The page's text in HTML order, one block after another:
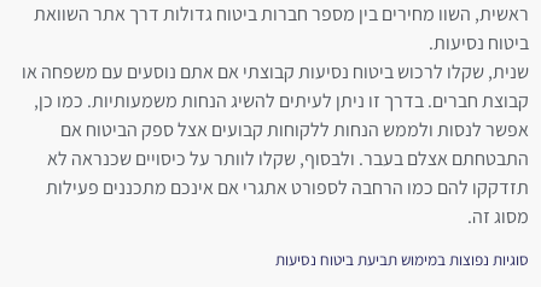
ראשית, השוו מחירים בין מספר חברות ביטוח גדולות דרך אתר השוואת
ביטוח נסיעות.
שנית, שקלו לרכוש ביטוח נסיעות קבוצתי אם אתם נוסעים עם משפחה או
קבוצת חברים. בדרך זו ניתן לעיתים להשיג הנחות משמעותיות. כמו כן,
אפשר לנסות ולממש הנחות ללקוחות קבועים אצל ספק הביטוח אם
התבטחתם אצלם בעבר. ולבסוף, שקלו לוותר על כיסויים שכנראה לא
תזדקקו להם כמו הרחבה לספורט אתגרי אם אינכם מתכננים פעילות
מסוג זה.
סוגיות נפוצות במימוש תביעת ביטוח נסיעות